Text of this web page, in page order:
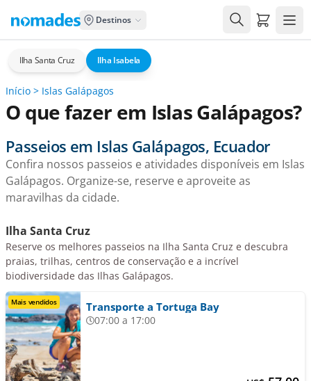
Destinos Carrito
Ilha Santa Cruz Ilha Isabela
Início > Islas Galápagos
O que fazer em Islas Galápagos?
Passeios em Islas Galápagos, Ecuador
Confira nossos passeios e atividades disponíveis em Islas
Galápagos. Organize-se, reserve e aproveite as
maravilhas da cidade.
Ilha Santa Cruz
Reserve os melhores passeios na Ilha Santa Cruz e descubra
praias, trilhas, centros de conservação e a incrível
biodiversidade das Ilhas Galápagos.
Mais vendidos Transporte a Tortuga Bay
07:00 a 17:00